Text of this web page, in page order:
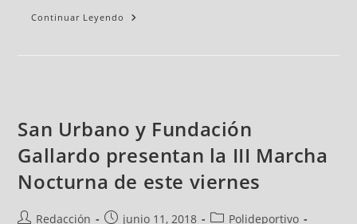
Continuar Leyendo
San Urbano y Fundación
Gallardo presentan la III Marcha
Nocturna de este viernes
Redacción junio 11, 2018
Polideportivo